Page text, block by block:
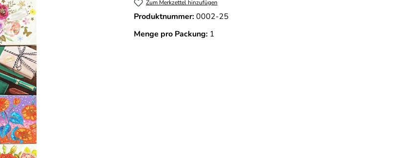
Zum Merkzettel hinzufügen
Produktnummer:0002-25
Menge pro Packung: 1